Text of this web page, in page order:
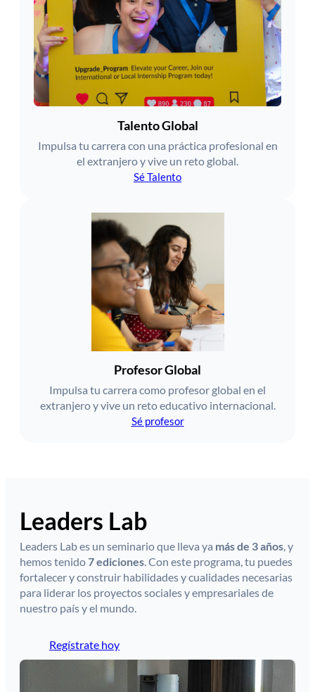
Talento Global
Impulsa tu carrera con una práctica profesional en
el extranjero y vive un reto global.
Sé Talento
Profesor Global
Impulsa tu carrera como profesor global en el
extranjero y vive un reto educativo internacional.
Sé profesor
Leaders Lab
Leaders Lab es un seminario que lleva ya más de 3 años, y
hemos tenido7 ediciones. Con este programa, tu puedes
fortalecer y construir habilidades y cualidades necesarias
para liderar los proyectos sociales y empresariales de
nuestro país y el mundo.
Regístrate hoy